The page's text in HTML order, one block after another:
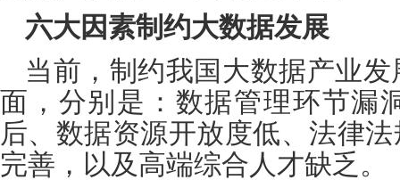
六大因素制约大数据发展
当前，制约我国大数据产业
面，分别是：数据管理环节漏
后、数据资源开放度低、法律
完善，以及高端综合人才缺乏。